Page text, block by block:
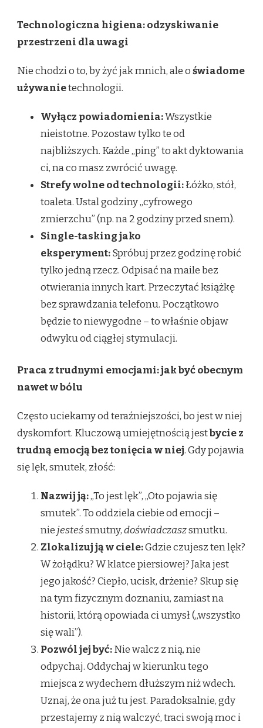
Technologiczna higiena: odzyskiwanie
przestrzeni dla uwagi
Nie chodzi o to, by żyć jak mnich, ale oświadome
używanietechnologii.
Wyłącz powiadomienia:Wszystkie
nieistotne. Pozostaw tylko te od
najbliższych. Każde „ping” to akt dyktowania
ci, na co masz zwrócić uwagę.
Strefy wolne od technologii:Łóżko, stół,
toaleta. Ustal godziny „cyfrowego
zmierzchu” (np. na 2 godziny przed snem).
Single-tasking jako
eksperyment:Spróbuj przez godzinę robić
tylko jedną rzecz. Odpisać na maile bez
otwierania innych kart. Przeczytać książkę
bez sprawdzania telefonu. Początkowo
będzie to niewygodne – to właśnie objaw
odwyku od ciągłej stymulacji.
Praca z trudnymi emocjami: jak być obecnym
nawet w bólu
Często uciekamy od teraźniejszości, bo jest w niej
dyskomfort. Kluczową umiejętnością jestbycie z
trudną emocją bez tonięcia w niej. Gdy pojawia
się lęk, smutek, złość:
Nazwij ją:„To jest lęk”, „Oto pojawia się
smutek”. To oddziela ciebie od emocji –
nie jesteśsmutny,doświadczaszsmutku.
Zlokalizuj ją w ciele:Gdzie czujesz ten lęk?
W żołądku? W klatce piersiowej? Jaka jest
jego jakość? Ciepło, ucisk, drżenie? Skup się
na tym fizycznym doznaniu, zamiast na
historii, którą opowiada ci umysł („wszystko
się wali”).
Pozwól jej być:Nie walcz z nią, nie
odpychaj. Oddychaj w kierunku tego
miejsca z wydechem dłuższym niż wdech.
Uznaj, że ona już tu jest. Paradoksalnie, gdy
przestajemy z nią walczyć, traci swoją moc i